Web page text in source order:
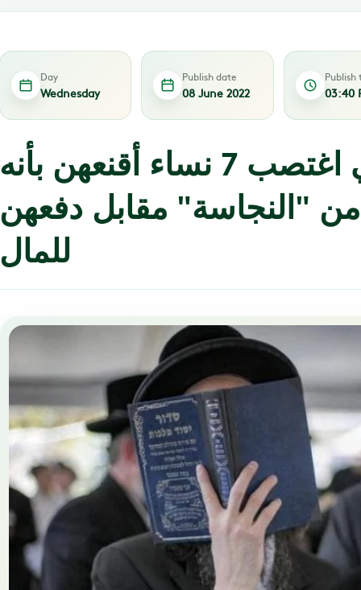
Day
Wednesday
Publish date
08 June 2022
Publish
03:40
حاخام إسرائيلي اغتصب 7 نساء أقنعهن بأنه
"النجاسة" مقابل دفعهن
للمال